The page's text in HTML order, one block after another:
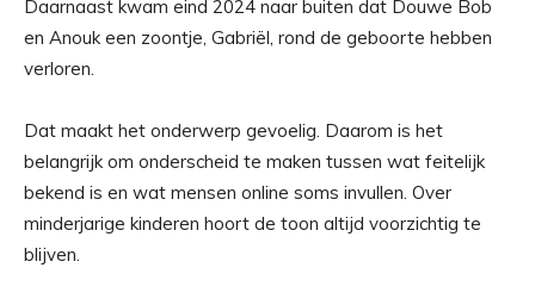
Daarnaast kwam eind 2024 naar buiten dat Douwe Bob
en Anouk een zoontje, Gabriël, rond de geboorte hebben
verloren.
Dat maakt het onderwerp gevoelig. Daarom is het
belangrijk om onderscheid te maken tussen wat feitelijk
bekend is en wat mensen online soms invullen. Over
minderjarige kinderen hoort de toon altijd voorzichtig te
blijven.